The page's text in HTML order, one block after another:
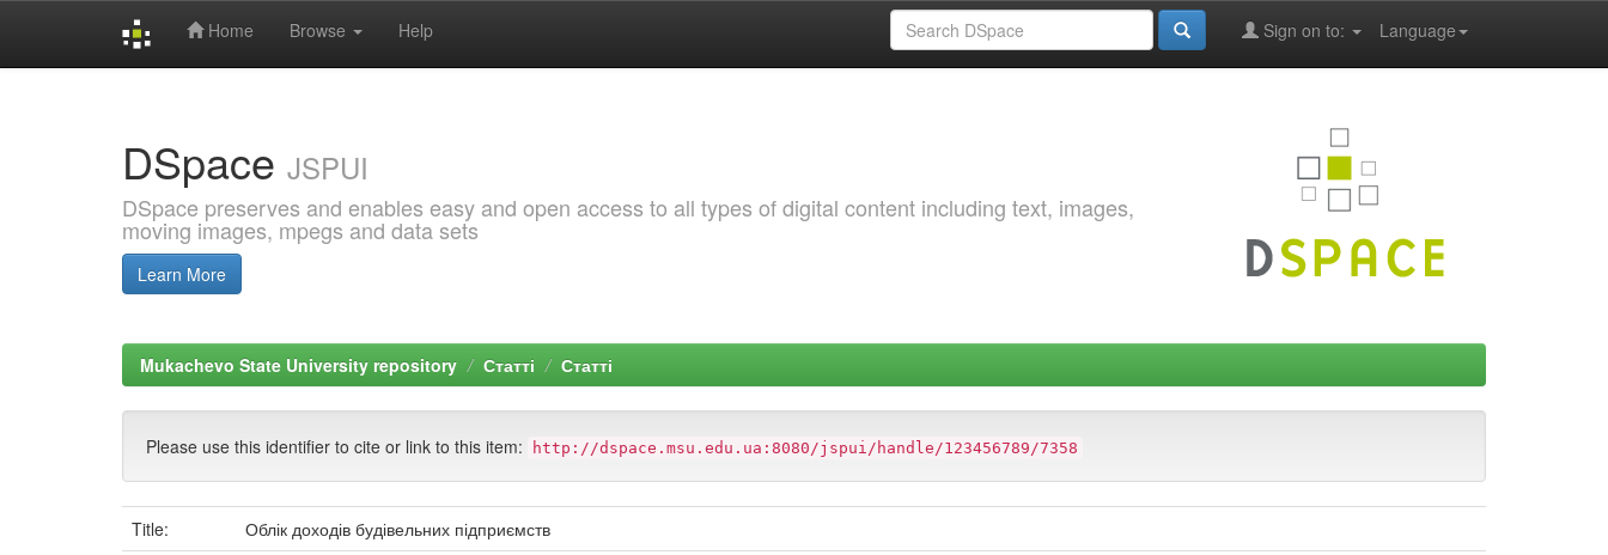
Home Browse Help Language
Sign on to:
DSpace JSPUI
DSpace preserves and enables easy and open access to all types of digital content including text, images,
moving images, mpegs and data sets
Learn More
Mukachevo State University repository Статті Статті
Please use this identifier to cite or link to this item: http://dspace.msu.edu.ua:8080/jspui/handle/123456789/7358
Title:
Облік доходів будівельних підприємств